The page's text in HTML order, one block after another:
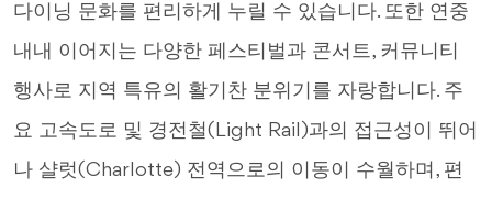
다이닝 문화를 편리하게 누릴 수 있습니다. 또한 연중
내내 이어지는 다양한 페스티벌과 콘서트, 커뮤니티
행사로 지역 특유의 활기찬 분위기를 자랑합니다. 주
요 고속도로 및 경전철(Light Rail)과의 접근성이 뛰어
나 샬럿(Charlotte) 전역으로의 이동이 수월하며, 편